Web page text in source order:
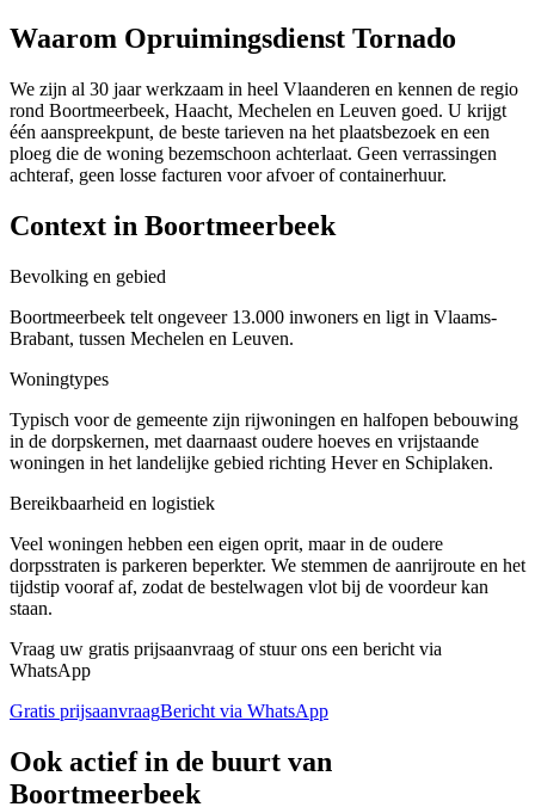
Waarom Opruimingsdienst Tornado
We zijn al 30 jaar werkzaam in heel Vlaanderen en kennen de regio
rond Boortmeerbeek, Haacht, Mechelen en Leuven goed. U krijgt
één aanspreekpunt, de beste tarieven na het plaatsbezoek en een
ploeg die de woning bezemschoon achterlaat. Geen verrassingen
achteraf, geen losse facturen voor afvoer of containerhuur.
Context in Boortmeerbeek
Bevolking en gebied
Boortmeerbeek telt ongeveer 13.000 inwoners en ligt in Vlaams-
Brabant, tussen Mechelen en Leuven.
Woningtypes
Typisch voor de gemeente zijn rijwoningen en halfopen bebouwing
in de dorpskernen, met daarnaast oudere hoeves en vrijstaande
woningen in het landelijke gebied richting Hever en Schiplaken.
Bereikbaarheid en logistiek
Veel woningen hebben een eigen oprit, maar in de oudere
dorpsstraten is parkeren beperkter. We stemmen de aanrijroute en het
tijdstip vooraf af, zodat de bestelwagen vlot bij de voordeur kan
staan.
Vraag uw gratis prijsaanvraag of stuur ons een bericht via
WhatsApp
Gratis prijsaanvraagBericht via WhatsApp
Ook actief in de buurt van
Boortmeerbeek